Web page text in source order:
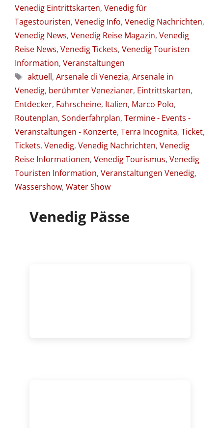
Venedig Eintrittskarten, Venedig für
Tagestouristen, Venedig Info, Venedig Nachrichten,
Venedig News, Venedig Reise Magazin, Venedig
Reise News, Venedig Tickets, Venedig Touristen
Information, Veranstaltungen
Schlagwörter
aktuell, Arsenale di Venezia, Arsenale in
Venedig, berühmter Venezianer, Eintrittskarten,
Entdecker, Fahrscheine, Italien, Marco Polo,
Routenplan, Sonderfahrplan, Termine - Events -
Veranstaltungen - Konzerte, Terra Incognita, Ticket,
Tickets, Venedig, Venedig Nachrichten, Venedig
Reise Informationen, Venedig Tourismus, Venedig
Touristen Information, Veranstaltungen Venedig,
Wassershow, Water Show
Venedig Pässe